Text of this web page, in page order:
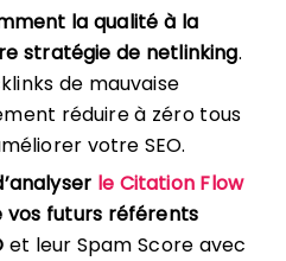
la qualité à la
stratégie de netlinking.
de mauvaise
réduire à zéro tous
votre SEO.
le Citation Flow
vos futurs référents
et leur Spam Score avec